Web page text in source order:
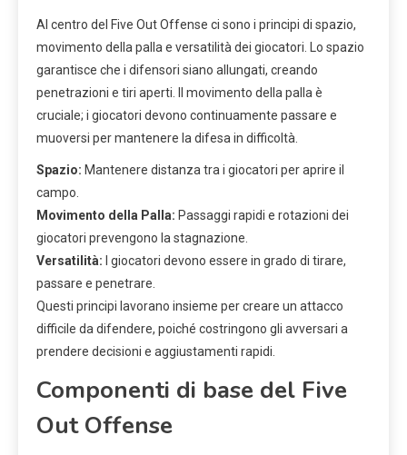
Al centro del Five Out Offense ci sono i principi di spazio,
movimento della palla e versatilità dei giocatori. Lo spazio
garantisce che i difensori siano allungati, creando
penetrazioni e tiri aperti. Il movimento della palla è
cruciale; i giocatori devono continuamente passare e
muoversi per mantenere la difesa in difficoltà.
Spazio: Mantenere distanza tra i giocatori per aprire il
campo.
Movimento della Palla: Passaggi rapidi e rotazioni dei
giocatori prevengono la stagnazione.
Versatilità: I giocatori devono essere in grado di tirare,
passare e penetrare.
Questi principi lavorano insieme per creare un attacco
difficile da difendere, poiché costringono gli avversari a
prendere decisioni e aggiustamenti rapidi.
Componenti di base del Five
Out Offense